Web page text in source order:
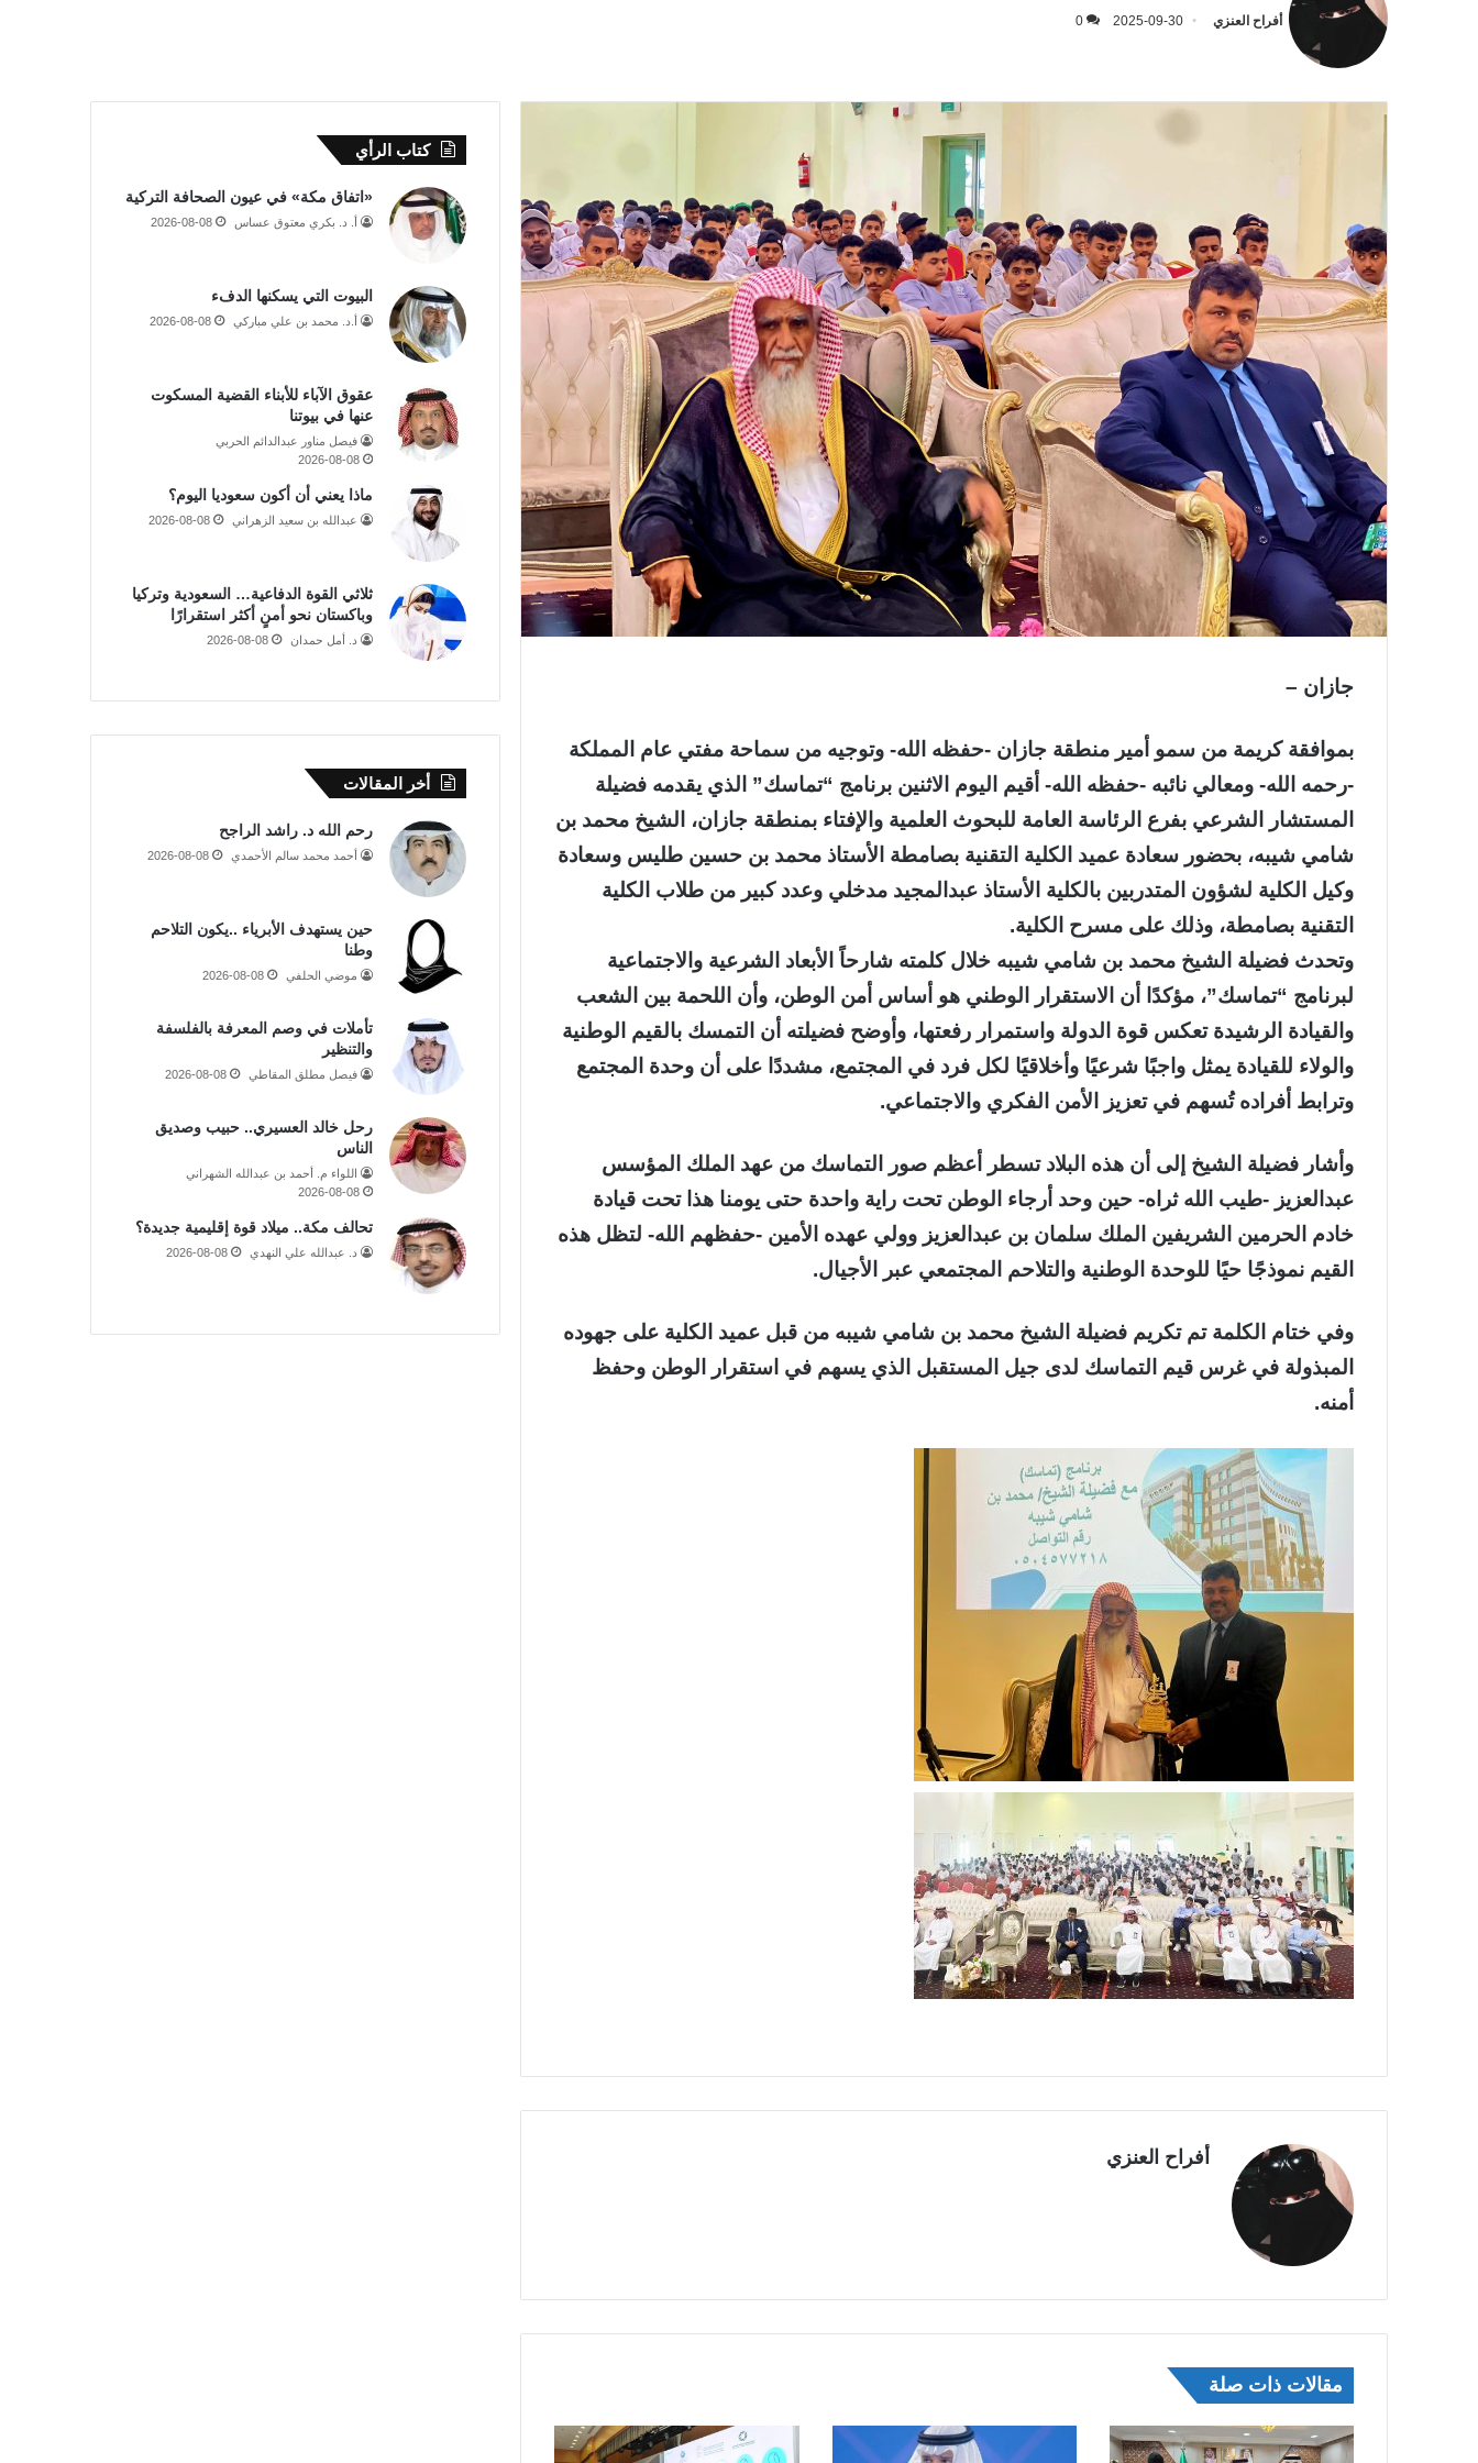
أفراح العنزي 2025-09-30
0
جازان –
بموافقة كريمة من سمو أمير منطقة جازان -حفظه الله- وتوجيه من سماحة مفتي عام المملكة
-رحمه الله- ومعالي نائبه -حفظه الله- أقيم اليوم الاثنين برنامج “تماسك” الذي يقدمه فضيلة
المستشار الشرعي بفرع الرئاسة العامة للبحوث العلمية والإفتاء بمنطقة جازان، الشيخ محمد بن
شامي شيبه، بحضور سعادة عميد الكلية التقنية بصامطة الأستاذ محمد بن حسين طليس وسعادة
وكيل الكلية لشؤون المتدربين بالكلية الأستاذ عبدالمجيد مدخلي وعدد كبير من طلاب الكلية
التقنية بصامطة، وذلك على مسرح الكلية.
وتحدث فضيلة الشيخ محمد بن شامي شيبه خلال كلمته شارحاً الأبعاد الشرعية والاجتماعية
لبرنامج “تماسك”، مؤكدًا أن الاستقرار الوطني هو أساس أمن الوطن، وأن اللحمة بين الشعب
والقيادة الرشيدة تعكس قوة الدولة واستمرار رفعتها، وأوضح فضيلته أن التمسك بالقيم الوطنية
والولاء للقيادة يمثل واجبًا شرعيًا وأخلاقيًا لكل فرد في المجتمع، مشددًا على أن وحدة المجتمع
وترابط أفراده تُسهم في تعزيز الأمن الفكري والاجتماعي.
وأشار فضيلة الشيخ إلى أن هذه البلاد تسطر أعظم صور التماسك من عهد الملك المؤسس
عبدالعزيز -طيب الله ثراه- حين وحد أرجاء الوطن تحت راية واحدة حتى يومنا هذا تحت قيادة
خادم الحرمين الشريفين الملك سلمان بن عبدالعزيز وولي عهده الأمين -حفظهم الله- لتظل هذه
القيم نموذجًا حيًا للوحدة الوطنية والتلاحم المجتمعي عبر الأجيال.
وفي ختام الكلمة تم تكريم فضيلة الشيخ محمد بن شامي شيبه من قبل عميد الكلية على جهوده
المبذولة في غرس قيم التماسك لدى جيل المستقبل الذي يسهم في استقرار الوطن وحفظ
أمنه.
أفراح العنزي
مقالات ذات صلة
كتاب الرأي
«اتفاق مكة» في عيون الصحافة التركية
أ. د. بكري معتوق عساس 2026-08-08
البيوت التي يسكنها الدفء
أ.د. محمد بن علي مباركي 2026-08-08
عقوق الآباء للأبناء القضية المسكوت
عنها في بيوتنا
فيصل مناور عبدالدائم الحربي
2026-08-08
ماذا يعني أن أكون سعوديا اليوم؟
عبدالله بن سعيد الزهراني 2026-08-08
ثلاثي القوة الدفاعية… السعودية وتركيا
وباكستان نحو أمنٍ أكثر استقرارًا
د. أمل حمدان 2026-08-08
أخر المقالات
رحم الله د. راشد الراجح
أحمد محمد سالم الأحمدي 2026-08-08
حين يستهدف الأبرياء ..يكون التلاحم
وطنا
موضي الحلفي 2026-08-08
تأملات في وصم المعرفة بالفلسفة
والتنظير
فيصل مطلق المقاطي 2026-08-08
رحل خالد العسيري.. حبيب وصديق
الناس
اللواء م. أحمد بن عبدالله الشهراني
2026-08-08
تحالف مكة.. ميلاد قوة إقليمية جديدة؟
د. عبدالله علي النهدي 2026-08-08